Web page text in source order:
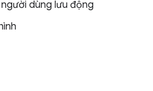
người dùng lưu động